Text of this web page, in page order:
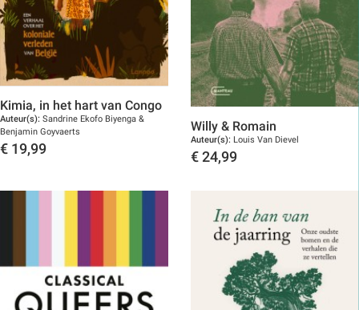
Kimia, in het hart van Congo
Auteur(s): Sandrine Ekofo Biyenga &
Benjamin Goyvaerts
€ 19,99
Willy & Romain
Auteur(s): Louis Van Dievel
€ 24,99